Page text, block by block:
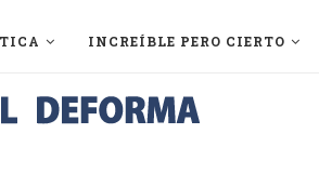
INCREÍBLE PERO CIERTO